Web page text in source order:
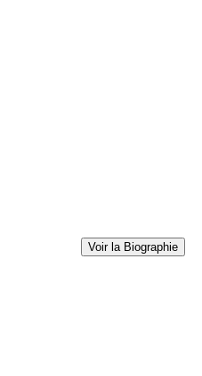
Voir la Biographie